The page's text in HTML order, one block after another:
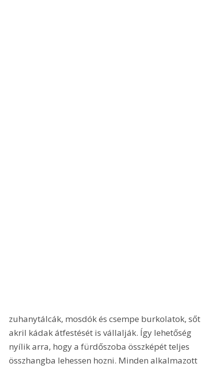
zuhanytálcák, mosdók és csempe burkolatok, sőt
akril kádak átfestését is vállalják. Így lehetőség
nyílik arra, hogy a fürdőszoba összképét teljes
összhangba lehessen hozni. Minden alkalmazott